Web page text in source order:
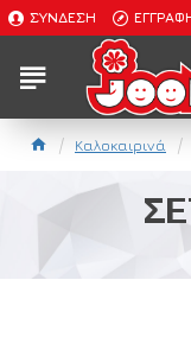
ΣΎΝΔΕΣΗ
Καλοκαιρινά